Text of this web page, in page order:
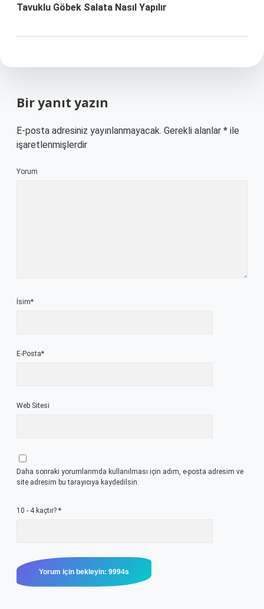
Tavuklu Göbek Salata Nasıl Yapılır
Bir yanıt yazın
E-posta adresiniz yayınlanmayacak. Gerekli alanlar * ile
işaretlenmişlerdir
Yorum
İsim*
E-Posta*
Web Sitesi
Daha sonraki yorumlarımda kullanılması için adım, e-posta adresim ve
site adresim bu tarayıcıya kaydedilsin.
10 - 4 kaçtır? *